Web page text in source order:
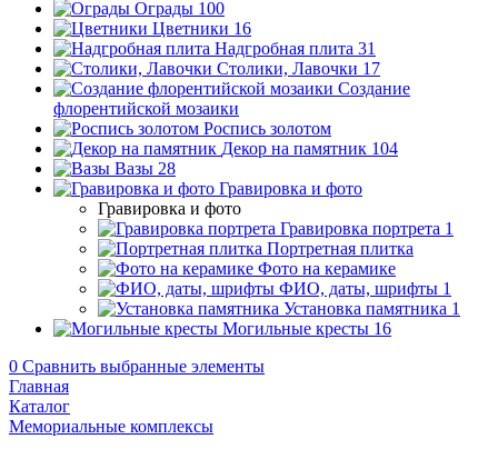
Ограды 100
Цветники 16
Надгробная плита 31
Столики, Лавочки 17
Создание
флорентийской мозаики
Роспись золотом
Декор на памятник 104
Вазы 28
Гравировка и фото
Гравировка и фото
Гравировка портрета 1
Портретная плитка
Фото на керамике
ФИО, даты, шрифты 1
Установка памятника 1
Могильные кресты 16
0 Сравнить выбранные элементы
Главная
Каталог
Мемориальные комплексы